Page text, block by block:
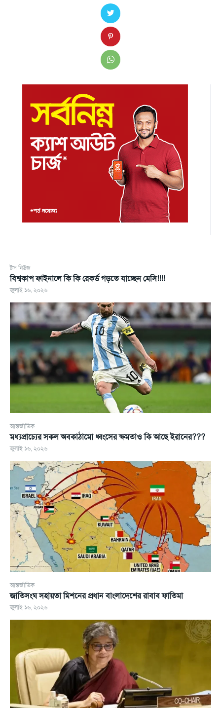
টপ নিউজ
বিশ্বকাপ ফাইনালে কি কি রেকর্ড গড়তে যাচ্ছেন মেসি!!!!
জুলাই ১৬, ২০২৬
আন্তর্জাতিক
মধ্যপ্রাচ্যের সকল অবকাঠামো ধ্বংসের ক্ষমতাও কি আছে ইরানের???
জুলাই ১৬, ২০২৬
আন্তর্জাতিক
জাতিসংঘ সহায়তা মিশনের প্রধান বাংলাদেশের রাবাব ফাতিমা
জুলাই ১৬, ২০২৬